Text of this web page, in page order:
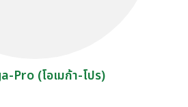
Pro (โอเมก้า-โปร)